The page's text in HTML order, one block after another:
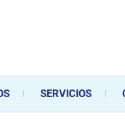
en la
aparatos de gas,
SERVICIOS